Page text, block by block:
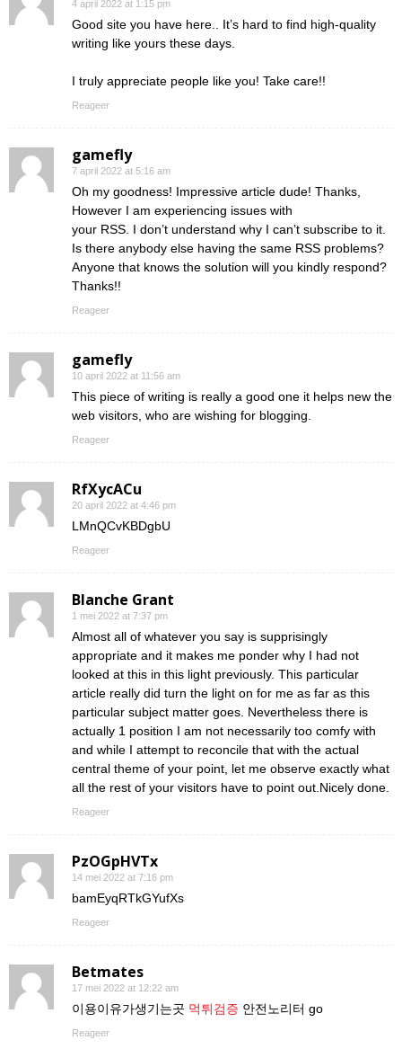
4 april 2022 at 1:15 pm
Good site you have here.. It’s hard to find high-quality
writing like yours these days.
I truly appreciate people like you! Take care!!
Reageer
gamefly
7 april 2022 at 5:16 am
Oh my goodness! Impressive article dude! Thanks,
However I am experiencing issues with
your RSS. I don’t understand why I can’t subscribe to it.
Is there anybody else having the same RSS problems?
Anyone that knows the solution will you kindly respond?
Thanks!!
Reageer
gamefly
10 april 2022 at 11:56 am
This piece of writing is really a good one it helps new the
web visitors, who are wishing for blogging.
Reageer
RfXycACu
20 april 2022 at 4:46 pm
LMnQCvKBDgbU
Reageer
Blanche Grant
1 mei 2022 at 7:37 pm
Almost all of whatever you say is supprisingly
appropriate and it makes me ponder why I had not
looked at this in this light previously. This particular
article really did turn the light on for me as far as this
particular subject matter goes. Nevertheless there is
actually 1 position I am not necessarily too comfy with
and while I attempt to reconcile that with the actual
central theme of your point, let me observe exactly what
all the rest of your visitors have to point out.Nicely done.
Reageer
PzOGpHVTx
14 mei 2022 at 7:16 pm
bamEyqRTkGYufXs
Reageer
Betmates
17 mei 2022 at 12:22 am
이용이유가생기는곳 먹튀검증 안전노리터 go
Reageer